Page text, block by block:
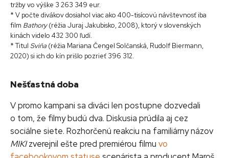
tržby vo výške 3 263 349 eur.
* V počte divákov dosiahol viac ako 400-tisícovú návštevnosť iba
film Bathory(réžia Juraj Jakubisko, 2008), ktorý v slovenských
kinách videlo 432 300 ľudí.
* Titul Sviňa (réžia Mariana Čengel Solčanská, Rudolf Biermann,
2020) si ich do kín prišlo pozrieť 396 312.
Nešťastná doba
V promo kampani sa diváci len postupne dozvedali
o tom, že filmy budú dva. Diskusia prúdila aj cez
sociálne siete. Rozhorčenú reakciu na familiárny názov
MIKIzverejnil ešte pred premiérou filmu vo